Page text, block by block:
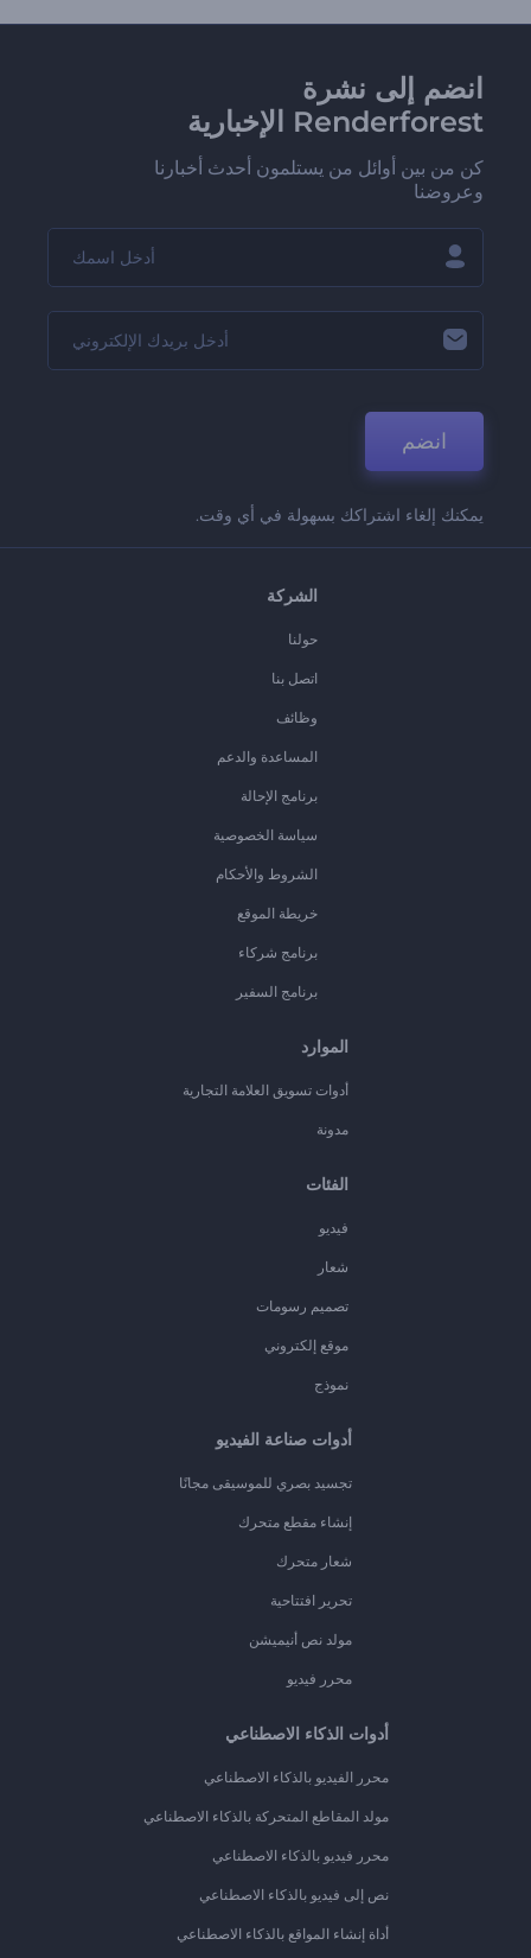
انضم إلى نشرة
Renderforest الإخبارية
كن من بين أوائل من يستلمون أحدث أخبارنا
وعروضنا
انضم
يمكنك إلغاء اشتراكك بسهولة في أي وقت.
الشركة
حولنا
اتصل بنا
وظائف
المساعدة والدعم
برنامج الإحالة
سياسة الخصوصية
الشروط والأحكام
خريطة الموقع
برنامج شركاء
برنامج السفير
الموارد
أدوات تسويق العلامة التجارية
مدونة
الفئات
فيديو
شعار
تصميم رسومات
موقع إلكتروني
نموذج
أدوات صناعة الفيديو
تجسيد بصري للموسيقى مجانًا
إنشاء مقطع متحرك
شعار متحرك
تحرير افتتاحية
مولد نص أنيميشن
محرر فيديو
أدوات الذكاء الاصطناعي
محرر الفيديو بالذكاء الاصطناعي
مولد المقاطع المتحركة بالذكاء الاصطناعي
محرر فيديو بالذكاء الاصطناعي
نص إلى فيديو بالذكاء الاصطناعي
أداة إنشاء المواقع بالذكاء الاصطناعي